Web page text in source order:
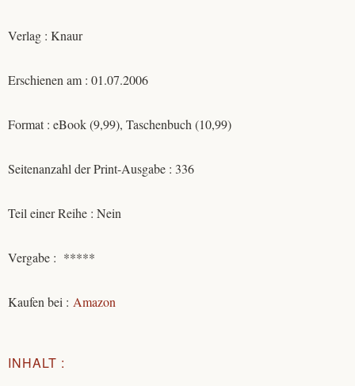
Verlag : Knaur
Erschienen am : 01.07.2006
Format : eBook (9,99), Taschenbuch (10,99)
Seitenanzahl der Print-Ausgabe : 336
Teil einer Reihe : Nein
Vergabe : *****
Kaufen bei : Amazon
INHALT :